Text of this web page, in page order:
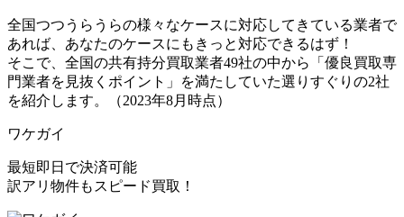
全国つつうらうらの様々なケースに対応してきている業者で
あれば、あなたのケースにもきっと対応できるはず！
そこで、全国の共有持分買取業者49社の中から「優良買取専
門業者を見抜くポイント」を満たしていた選りすぐりの2社
を紹介します。（2023年8月時点）
ワケガイ
最短即日で決済可能
訳アリ物件もスピード買取！